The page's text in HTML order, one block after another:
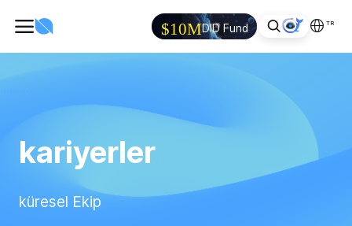
$10MDID Fund TR
kariyerler
küresel Ekip